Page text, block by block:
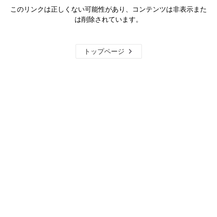
このリンクは正しくない可能性があり、コンテンツは非表示また
は削除されています。
トップページ